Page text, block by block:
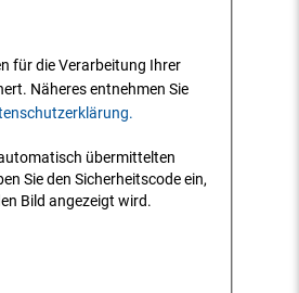
für die Verarbeitung Ihrer
Näheres entnehmen Sie
übermittelten
Sie den Sicherheitscode ein,
Bild angezeigt wird.